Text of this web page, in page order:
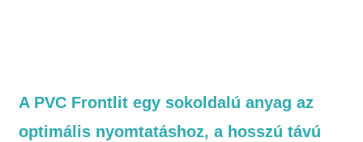
A PVC Frontlit egy sokoldalú anyag az
optimális nyomtatáshoz, a hosszú távú